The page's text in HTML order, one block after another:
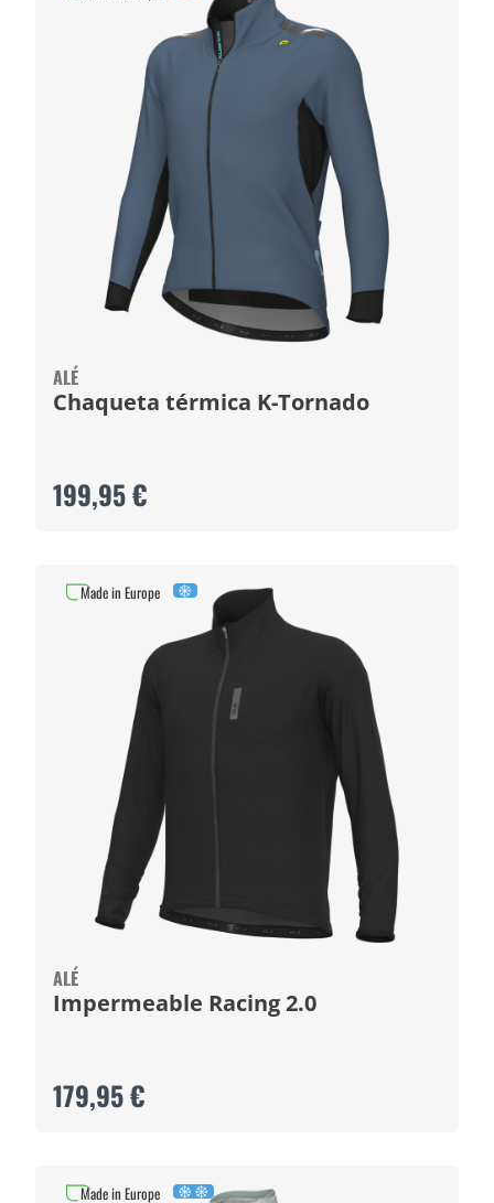
ALÉ
Chaqueta térmica K-Tornado
199,95 €
ALÉ
Impermeable Racing 2.0
179,95 €
Made in Europe
Made in Europe